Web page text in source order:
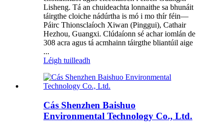
Lisheng. Tá an chuideachta lonnaithe sa bhunáit
táirgthe cloiche nádúrtha is mó i mo thír féin—
Páirc Thionsclaíoch Xiwan (Pinggui), Cathair
Hezhou, Guangxi. Clúdaíonn sé achar iomlán de
308 acra agus tá acmhainn táirgthe bliantúil aige
...
Léigh tuilleadh
Cás Shenzhen Baishuo
Environmental Technology Co., Ltd.